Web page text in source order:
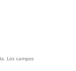
Los campos